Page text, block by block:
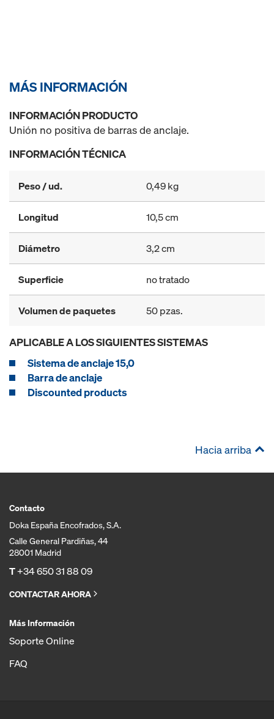
MÁS INFORMACIÓN
INFORMACIÓN PRODUCTO
Unión no positiva de barras de anclaje.
INFORMACIÓN TÉCNICA
Peso / ud. 0,49 kg
Longitud 10,5 cm
Diámetro 3,2 cm
Superficie no tratado
Volumen de paquetes 50 pzas.
APLICABLE A LOS SIGUIENTES SISTEMAS
Sistema de anclaje 15,0
Barra de anclaje
Discounted products
Hacia arriba
Contacto
Doka España Encofrados, S.A.
Calle General Pardiñas, 44
28001 Madrid
T+34 650 31 88 09
CONTACTAR AHORA
Más Información
Soporte Online
FAQ